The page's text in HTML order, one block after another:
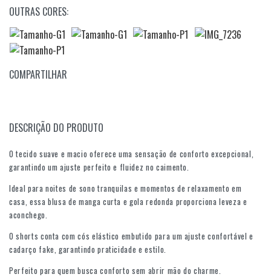
OUTRAS CORES:
COMPARTILHAR
DESCRIÇÃO DO PRODUTO
O tecido suave e macio oferece uma sensação de conforto excepcional,
garantindo um ajuste perfeito e fluidez no caimento.
Ideal para noites de sono tranquilas e momentos de relaxamento em
casa, essa blusa de manga curta e gola redonda proporciona leveza e
aconchego.
O shorts conta com cós elástico embutido para um ajuste confortável e
cadarço fake, garantindo praticidade e estilo.
Perfeito para quem busca conforto sem abrir mão do charme.